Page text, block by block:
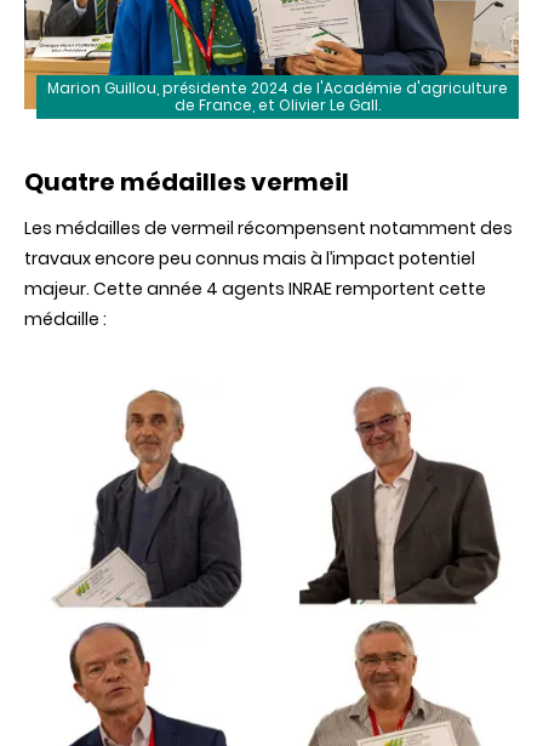
Marion Guillou, présidente 2024 de l'Académie d'agriculture
de France, et Olivier Le Gall.
Quatre médailles vermeil
Les médailles de vermeil récompensent notamment des
travaux encore peu connus mais à l’impact potentiel
majeur. Cette année 4 agents INRAE remportent cette
médaille :